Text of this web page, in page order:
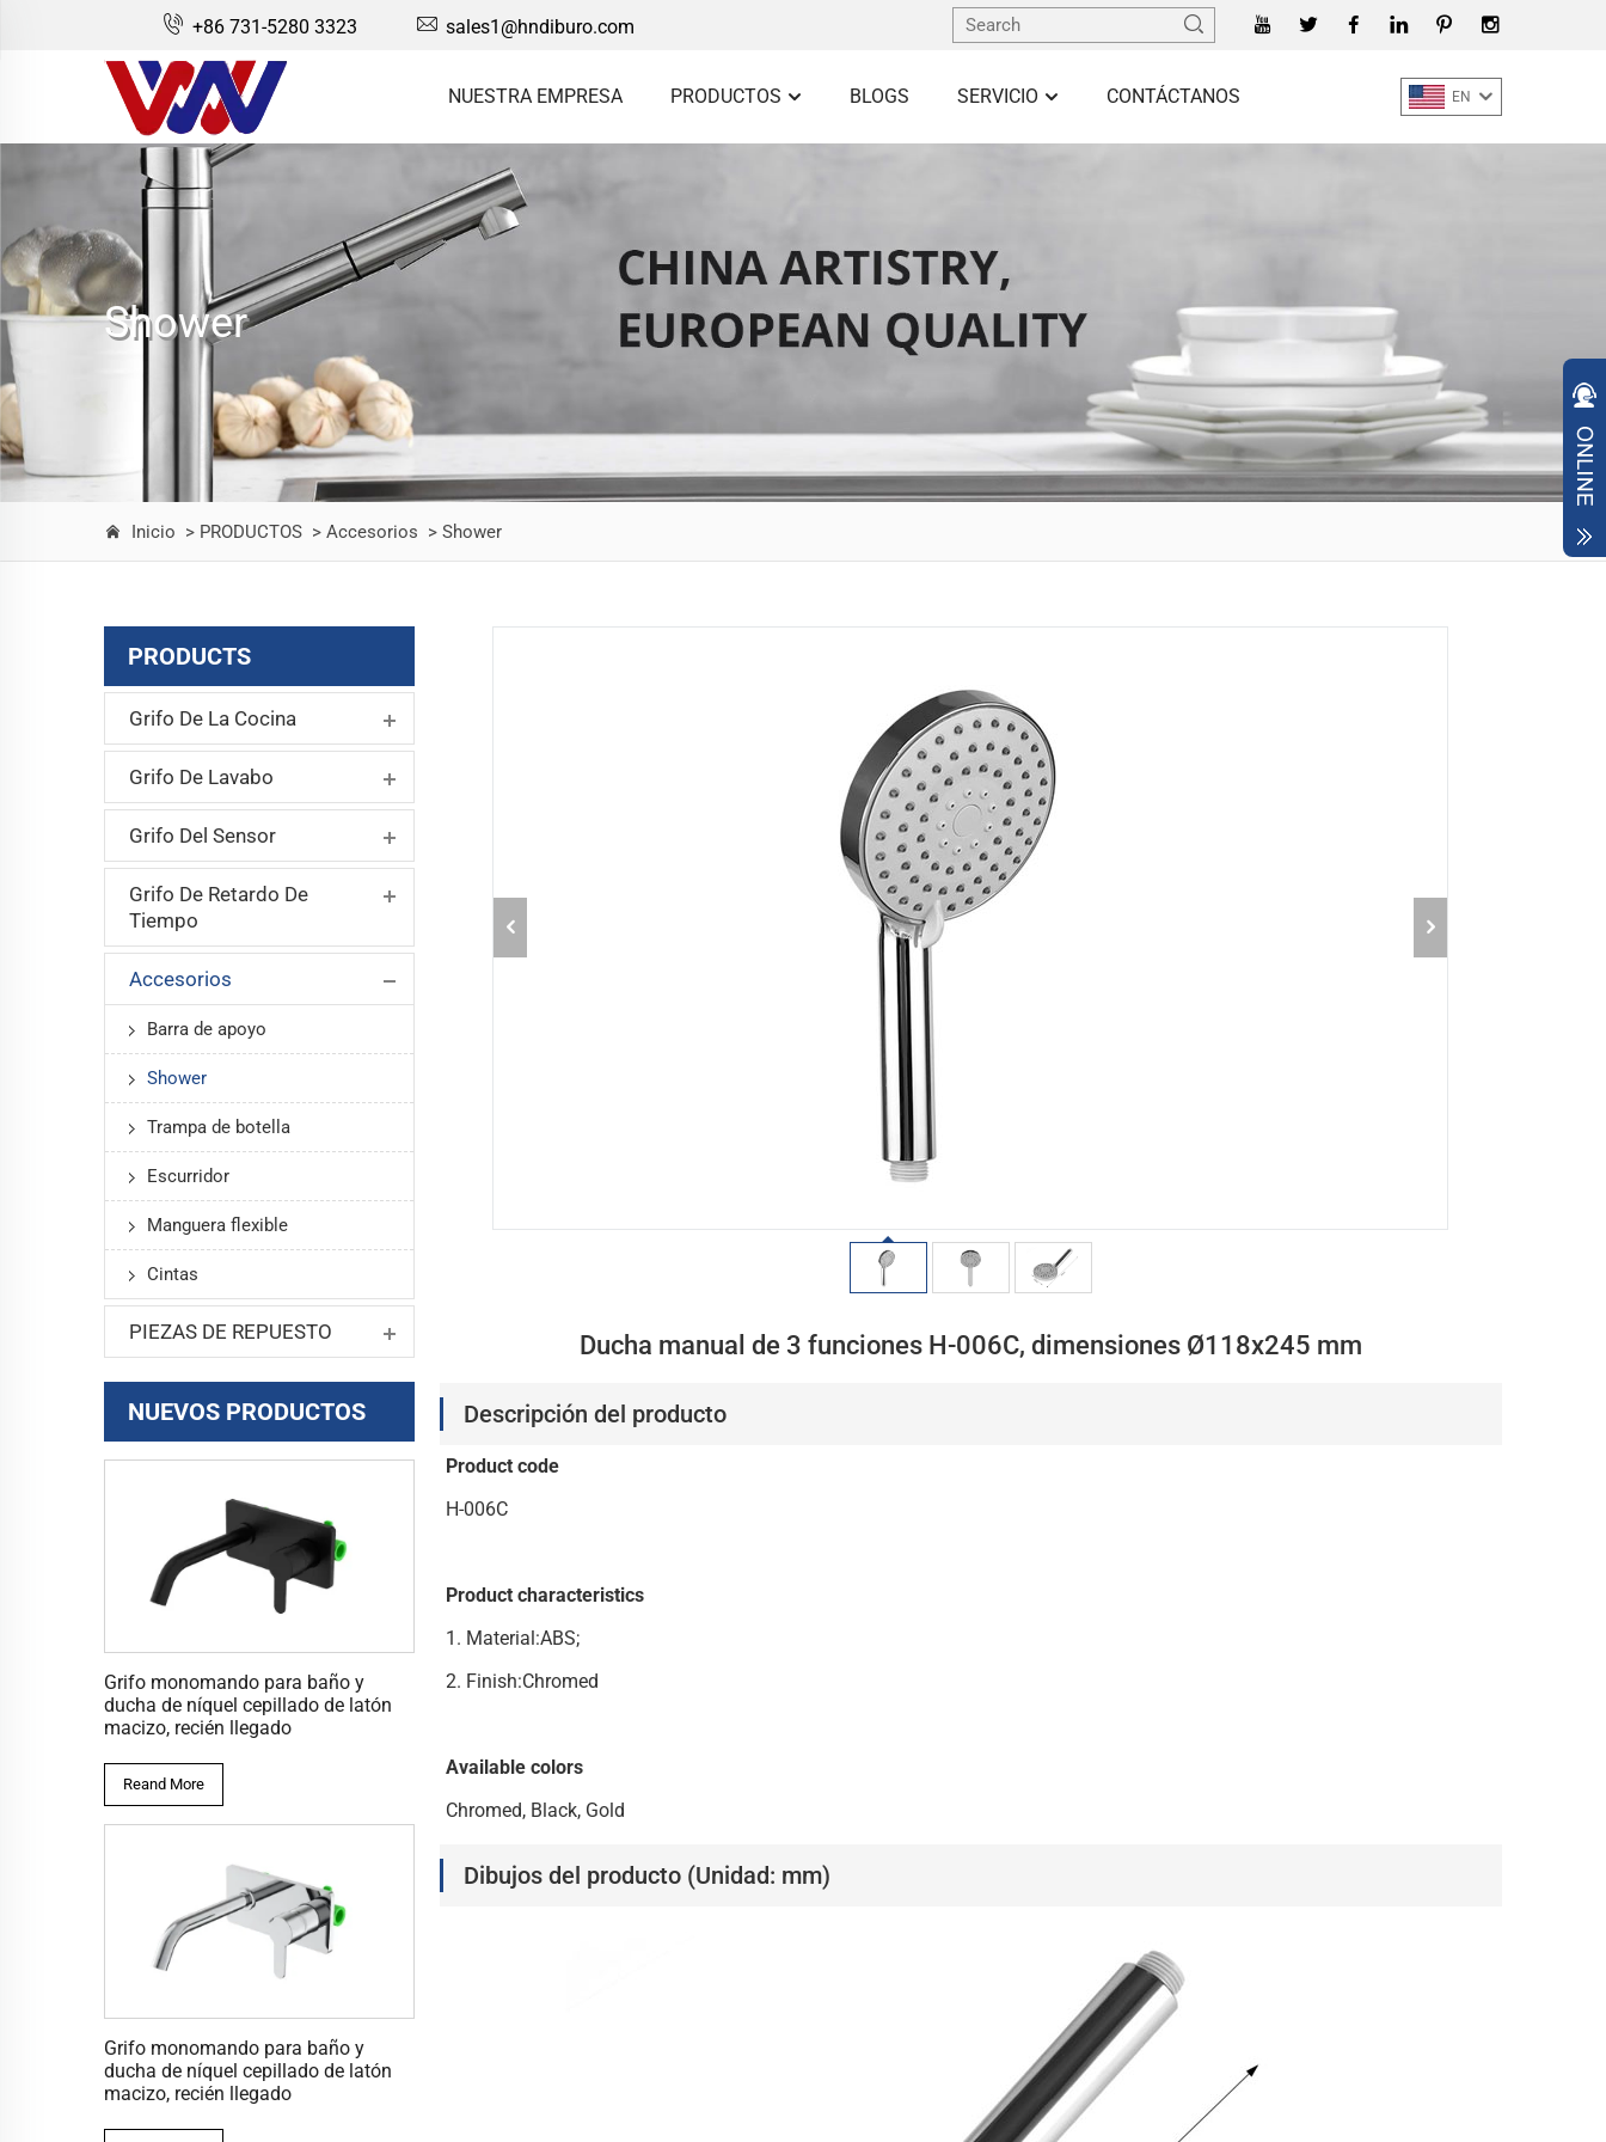
+86 731-5280 3323 sales1@hndiburo.com
NUESTRA EMPRESA PRODUCTOS BLOGS SERVICIO CONTÁCTANOS EN
Shower
Inicio > PRODUCTOS > Accesorios > Shower
PRODUCTS
Grifo De La Cocina
Grifo De Lavabo
Grifo Del Sensor
Grifo De Retardo De
Tiempo
Accesorios
Barra de apoyo
Shower
Trampa de botella
Escurridor
Manguera flexible
Cintas
PIEZAS DE REPUESTO
NUEVOS PRODUCTOS
Grifo monomando para baño y
ducha de níquel cepillado de latón
macizo, recién llegado
Reand More
Grifo monomando para baño y
ducha de níquel cepillado de latón
macizo, recién llegado
Ducha manual de 3 funciones H-006C, dimensiones Ø118x245 mm
Descripción del producto
Product code
H-006C
Product characteristics
1. Material:ABS;
2. Finish:Chromed
Available colors
Chromed, Black, Gold
Dibujos del producto (Unidad: mm)